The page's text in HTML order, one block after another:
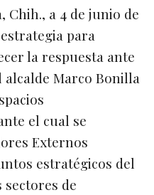
Chih., a 4 de junio de
para
la respuesta ante
alcalde Marco Bonilla
el cual se
Externos
estratégicos del
de